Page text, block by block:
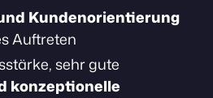
Kundenorientierung
Auftreten
sehr gute
konzeptionelle